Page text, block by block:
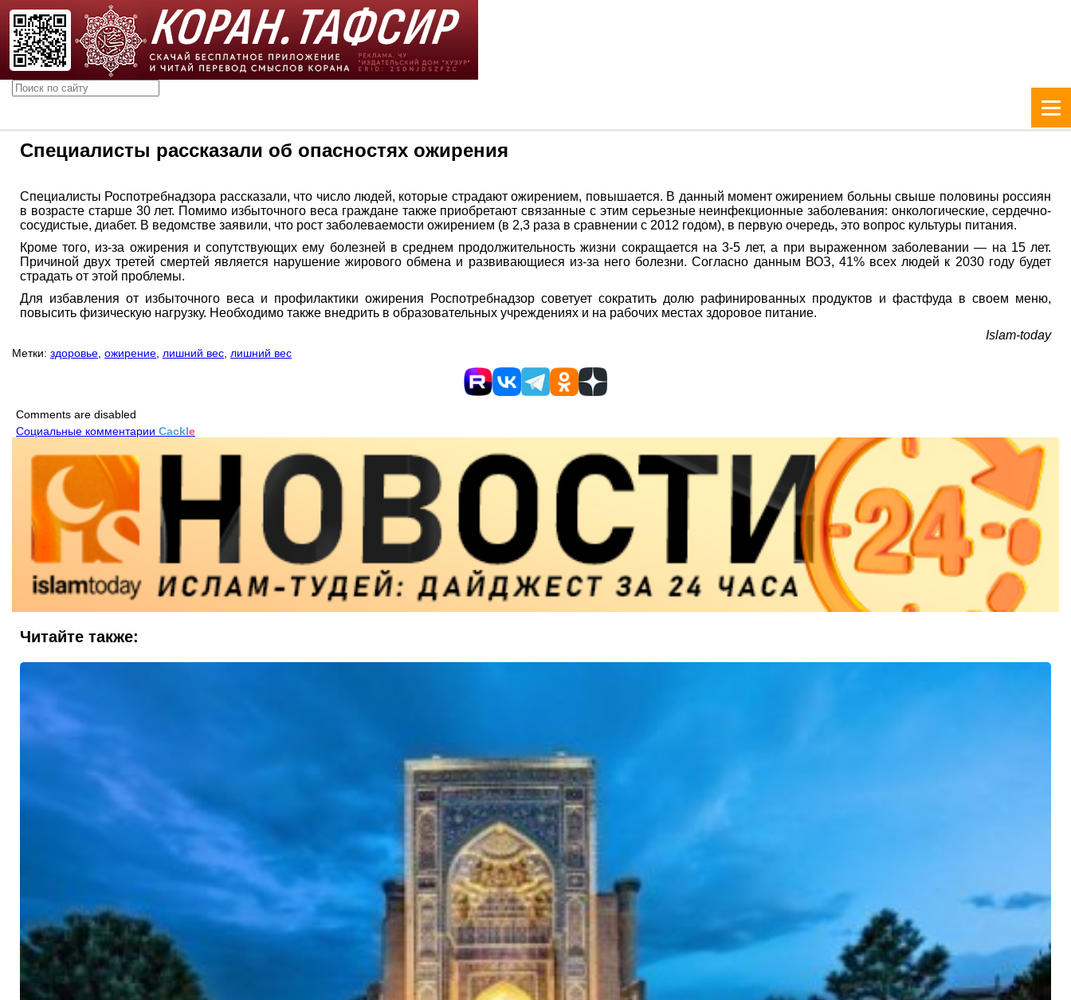
Специалисты рассказали об опасностях ожирения
Специалисты Роспотребнадзора рассказали, что число людей, которые страдают ожирением, повышается. В данный момент ожирением больны свыше половины россиян
в возрасте старше 30 лет. Помимо избыточного веса граждане также приобретают связанные с этим серьезные неинфекционные заболевания: онкологические, сердечно-
сосудистые, диабет. В ведомстве заявили, что рост заболеваемости ожирением (в 2,3 раза в сравнении с 2012 годом), в первую очередь, это вопрос культуры питания.
Кроме того, из-за ожирения и сопутствующих ему болезней в среднем продолжительность жизни сокращается на 3-5 лет, а при выраженном заболевании — на 15 лет.
Причиной двух третей смертей является нарушение жирового обмена и развивающиеся из-за него болезни. Согласно данным ВОЗ, 41% всех людей к 2030 году будет
страдать от этой проблемы.
Для избавления от избыточного веса и профилактики ожирения Роспотребнадзор советует сократить долю рафинированных продуктов и фастфуда в своем меню,
повысить физическую нагрузку. Необходимо также внедрить в образовательных учреждениях и на рабочих местах здоровое питание.
Islam-today
Метки: здоровье ожирение лишний вес лишний вес
Comments are disabled
Социальные комментарии Cackle
Читайте также: